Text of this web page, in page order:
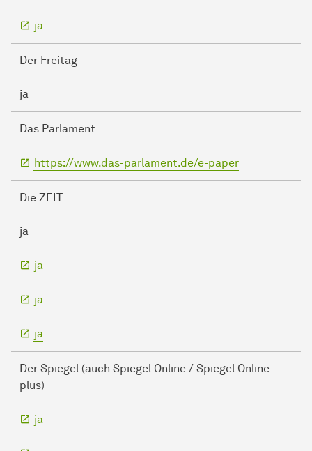
ja
Der Freitag
ja
Das Parlament
https://www.das-parlament.de/e-paper
Die ZEIT
ja
ja
ja
ja
Der Spiegel (auch Spiegel Online / Spiegel Online
plus)
ja